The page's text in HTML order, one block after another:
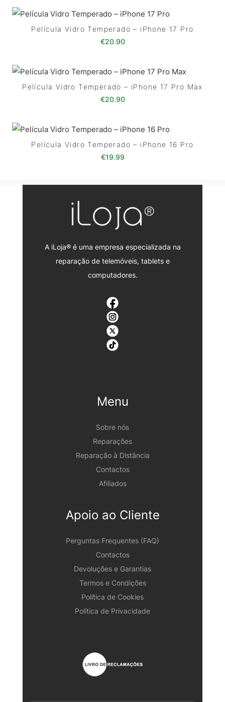
Película Vidro Temperado – iPhone 17 Pro
€20.90
Película Vidro Temperado – iPhone 17 Pro Max
€20.90
Película Vidro Temperado – iPhone 16 Pro
€19.99
A iLoja® é uma empresa especializada na
reparação de telemóveis, tablets e
computadores.
Menu
Sobre nós
Reparações
Reparação à Distância
Contactos
Afiliados
Apoio ao Cliente
Perguntas Frequentes (FAQ)
Contactos
Devoluções e Garantias
Termos e Condições
Política de Cookies
Política de Privacidade